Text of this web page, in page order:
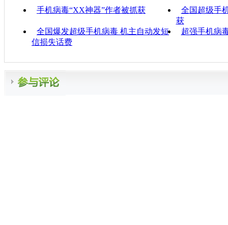
手机病毒“XX神器”作者被抓获
全国超级手
获
全国爆发超级手机病毒 机主自动发短
信损失话费
超强手机病